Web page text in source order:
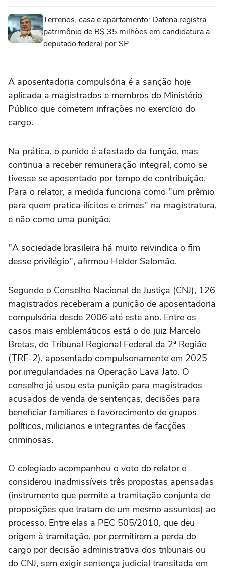
Terrenos, casa e apartamento: Datena registra
patrimônio de R$ 35 milhões em candidatura a
deputado federal por SP
A aposentadoria compulsória é a sanção hoje
aplicada a magistrados e membros do Ministério
Público que cometem infrações no exercício do
cargo.
Na prática, o punido é afastado da função, mas
continua a receber remuneração integral, como se
tivesse se aposentado por tempo de contribuição.
Para o relator, a medida funciona como "um prêmio
para quem pratica ilícitos e crimes" na magistratura,
e não como uma punição.
"A sociedade brasileira há muito reivindica o fim
desse privilégio", afirmou Helder Salomão.
Segundo o Conselho Nacional de Justiça (CNJ), 126
magistrados receberam a punição de aposentadoria
compulsória desde 2006 até este ano. Entre os
casos mais emblemáticos está o do juiz Marcelo
Bretas, do Tribunal Regional Federal da 2ª Região
(TRF-2), aposentado compulsoriamente em 2025
por irregularidades na Operação Lava Jato. O
conselho já usou esta punição para magistrados
acusados de venda de sentenças, decisões para
beneficiar familiares e favorecimento de grupos
políticos, milicianos e integrantes de facções
criminosas.
O colegiado acompanhou o voto do relator e
considerou inadmissíveis três propostas apensadas
(instrumento que permite a tramitação conjunta de
proposições que tratam de um mesmo assuntos) ao
processo. Entre elas a PEC 505/2010, que deu
origem à tramitação, por permitirem a perda do
cargo por decisão administrativa dos tribunais ou
do CNJ, sem exigir sentença judicial transitada em